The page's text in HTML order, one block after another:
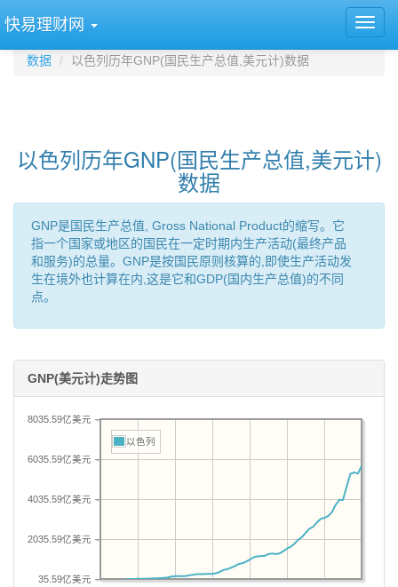
快易理财网
数据 以色列历年GNP(国民生产总值,美元计)数据
以色列历年GNP(国民生产总值,美元计)
数据
GNP是国民生产总值, Gross National Product的缩写。它
指一个国家或地区的国民在一定时期内生产活动(最终产品
和服务)的总量。GNP是按国民原则核算的,即使生产活动发
生在境外也计算在内,这是它和GDP(国内生产总值)的不同
点。
GNP(美元计)走势图
35.59亿美元
2035.59亿美元
4035.59亿美元
6035.59亿美元
8035.59亿美元
以色列